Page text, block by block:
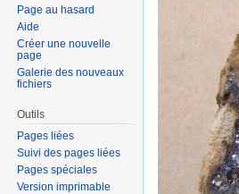
Page au hasard
Aide
Créer une nouvelle
page
Galerie des nouveaux
fichiers
Outils
Pages liées
Suivi des pages liées
Pages spéciales
Version imprimable